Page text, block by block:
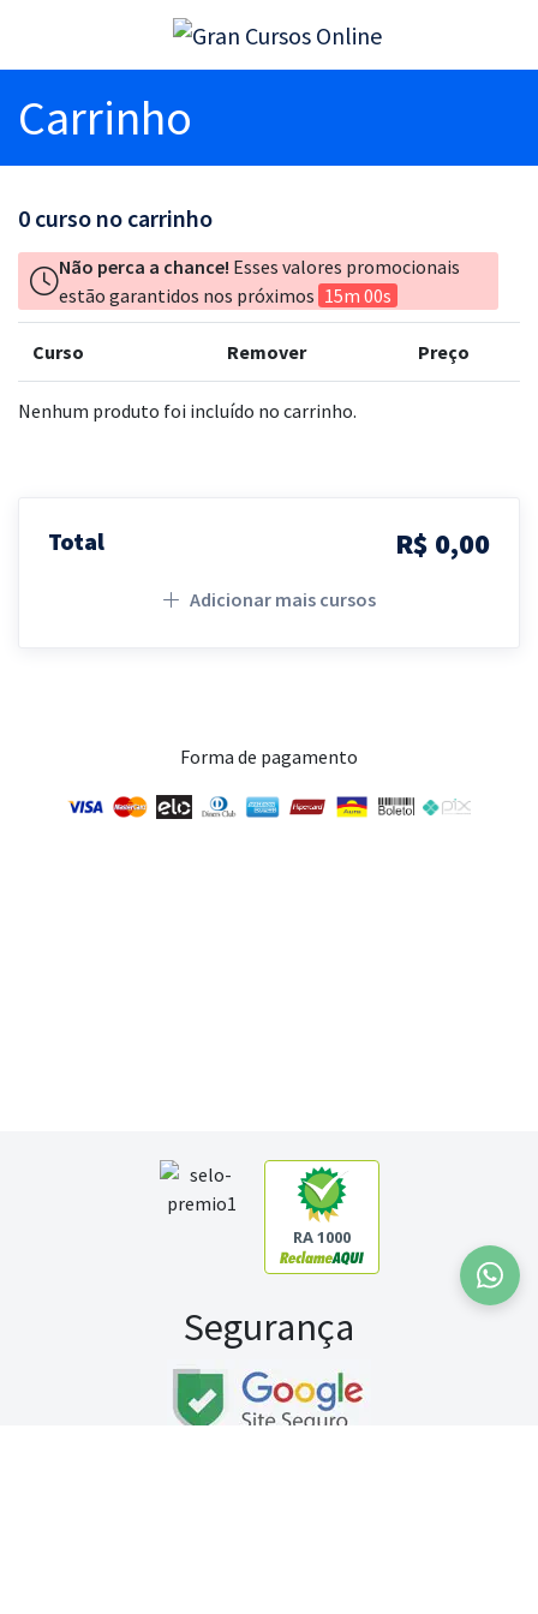
Carrinho
0 curso no carrinho
Não perca a chance! Esses valores promocionais
estão garantidos nos próximos 15m 00s
Curso Remover Preço
Nenhum produto foi incluído no carrinho.
Total R$ 0,00
Adicionar mais cursos
Forma de pagamento
RA 1000
Segurança